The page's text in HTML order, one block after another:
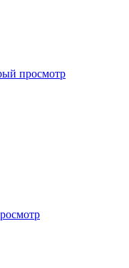
просмотр